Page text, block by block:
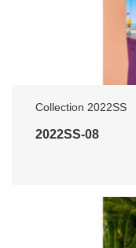
Collection 2022SS
2022SS-08